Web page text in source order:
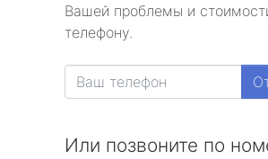
Вашей проблемы и
телефону.
Или позвоните по